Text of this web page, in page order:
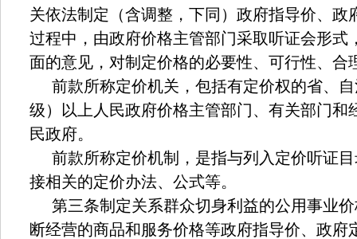
关依法制定（含调整，下同）政府指导价、政
过程中，由政府价格主管部门采取听证会形式
面的意见，对制定价格的必要性、可行性、合
前款所称定价机关，包括有定价权的省、
级）以上人民政府价格主管部门、有关部门和
民政府。
前款所称定价机制，是指与列入定价听证
接相关的定价办法、公式等。
第三条制定关系群众切身利益的公用事业
断经营的商品和服务价格等政府指导价、政府